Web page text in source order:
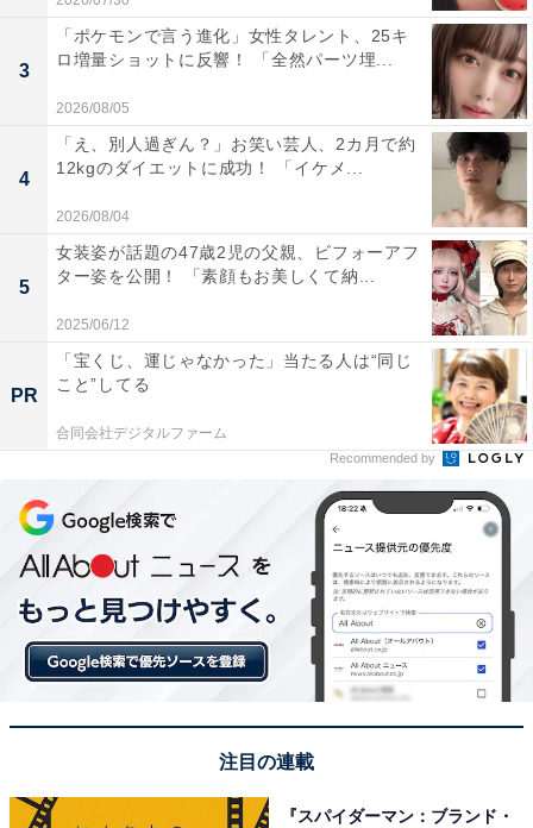
3
「ポケモンで言う進化」女性タレント、25キ
ロ増量ショットに反響！ 「全然パーツ埋...
2026/08/05
4
「え、別人過ぎん？」お笑い芸人、2カ月で約
12kgのダイエットに成功！ 「イケメ...
2026/08/04
5
女装姿が話題の47歳2児の父親、ビフォーアフ
ター姿を公開！ 「素顔もお美しくて納...
2025/06/12
PR
「宝くじ、運じゃなかった」当たる人は“同じ
こと”してる
合同会社デジタルファーム
Recommended by
注目の連載
『スパイダーマン：ブランド・